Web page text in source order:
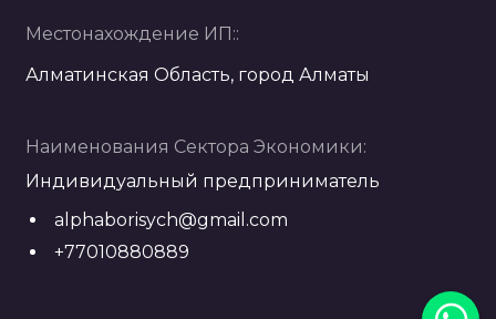
Местонахождение ИП::
Алматинская Область, город Алматы
Наименования Сектора Экономики:
Индивидуальный предприниматель
alphaborisych@gmail.com
+77010880889